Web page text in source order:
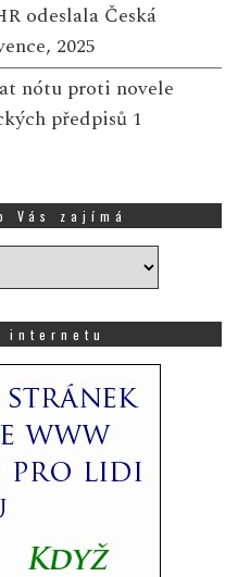
odeslala Česká
2025
nótu proti novele
předpisů 1
Vás zajímá
internetu